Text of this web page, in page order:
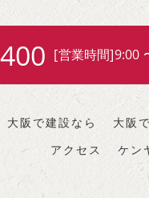
[営業時間]9:00
大阪で建設なら 大阪
アクセス
ケン